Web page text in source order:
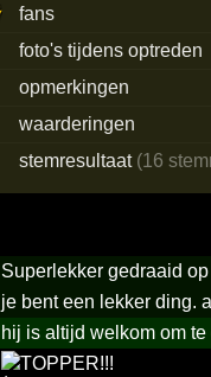
fans
foto's tijdens optreden
opmerkingen
waarderingen
stemresultaat (16
Superlekker gedraaid
je bent een lekker ding.
hij is altijd welkom om
TOPPER!!!